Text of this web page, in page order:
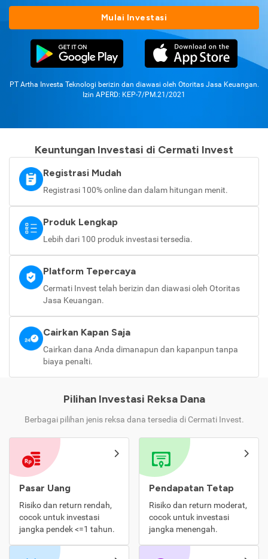
Mulai Investasi
PT Artha Investa Teknologi berizin dan diawasi oleh Otoritas Jasa Keuangan.
Izin APERD: KEP-7/PM.21/2021
Keuntungan Investasi di Cermati Invest
Registrasi Mudah
Registrasi 100% online dan dalam hitungan menit.
Produk Lengkap
Lebih dari 100 produk investasi tersedia.
Platform Tepercaya
Cermati Invest telah berizin dan diawasi oleh Otoritas
Jasa Keuangan.
Cairkan Kapan Saja
Cairkan dana Anda dimanapun dan kapanpun tanpa
biaya penalti.
Pilihan Investasi Reksa Dana
Berbagai pilihan jenis reksa dana tersedia di Cermati Invest.
Pasar Uang
Risiko dan return rendah,
cocok untuk investasi
jangka pendek <=1 tahun.
Pendapatan Tetap
Risiko dan return moderat,
cocok untuk investasi
jangka menengah.